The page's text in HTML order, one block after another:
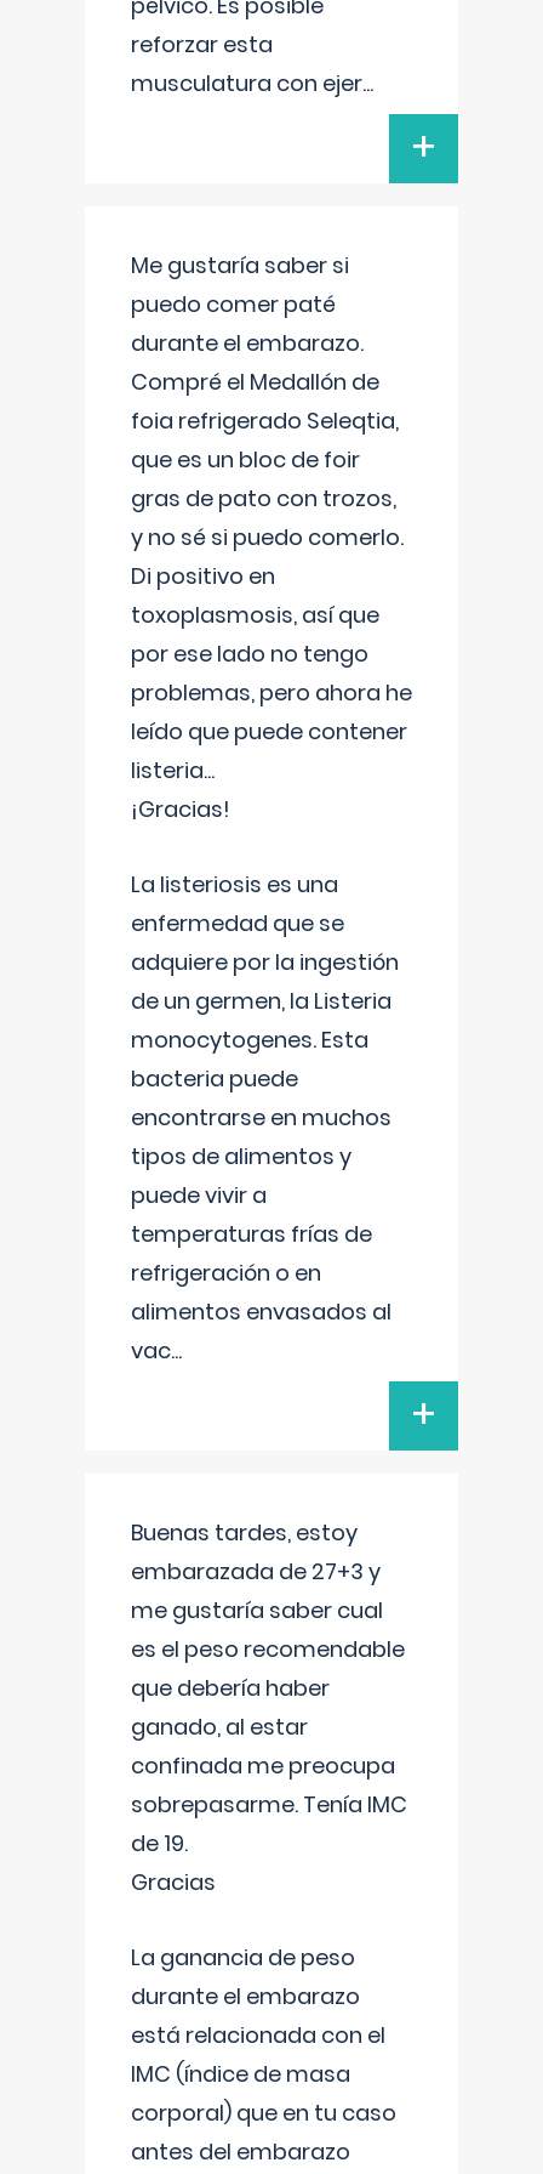
reforzar esta
musculatura con ejer...
+
Me gustaría saber si
puedo comer paté
durante el embarazo.
Compré el Medallón de
foia refrigerado Seleqtia,
que es un bloc de foir
gras de pato con trozos,
y no sé si puedo comerlo.
Di positivo en
toxoplasmosis, así que
por ese lado no tengo
problemas, pero ahora he
leído que puede contener
listeria...
¡Gracias!
La listeriosis es una
enfermedad que se
adquiere por la ingestión
de un germen, la Listeria
monocytogenes. Esta
bacteria puede
encontrarse en muchos
tipos de alimentos y
puede vivir a
temperaturas frías de
refrigeración o en
alimentos envasados al
vac...
+
Buenas tardes, estoy
embarazada de 27+3 y
me gustaría saber cual
es el peso recomendable
que debería haber
ganado, al estar
confinada me preocupa
sobrepasarme. Tenía IMC
de 19.
Gracias
La ganancia de peso
durante el embarazo
está relacionada con el
IMC (índice de masa
corporal) que en tu caso
antes del embarazo